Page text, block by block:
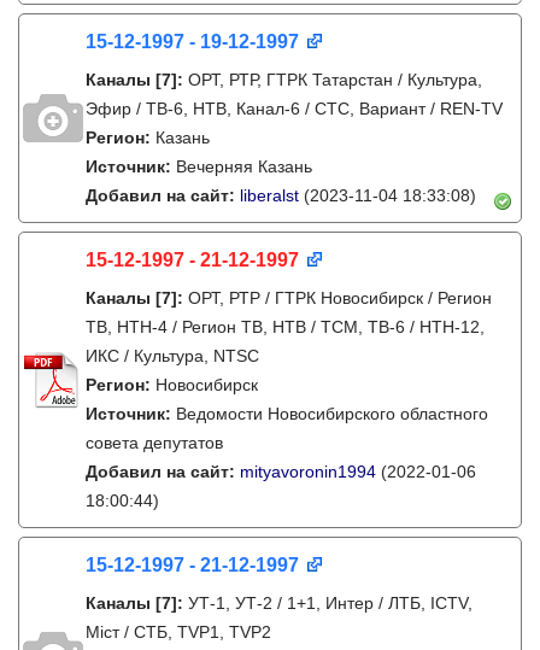
15-12-1997 - 19-12-1997
Каналы [7]: ОРТ, РТР, ГТРК Татарстан / Культура,
Эфир / ТВ-6, НТВ, Канал-6 / СТС, Вариант / REN-TV
Регион: Казань
Источник: Вечерняя Казань
Добавил на сайт: liberalst (2023-11-04 18:33:08)
15-12-1997 - 21-12-1997
Каналы [7]: ОРТ, РТР / ГТРК Новосибирск / Регион
ТВ, НТН-4 / Регион ТВ, НТВ / ТСМ, ТВ-6 / НТН-12,
ИКС / Культура, NTSC
Регион: Новосибирск
Источник: Ведомости Новосибирского областного
совета депутатов
Добавил на сайт: mityavoronin1994 (2022-01-06
18:00:44)
15-12-1997 - 21-12-1997
Каналы [7]: УТ-1, УТ-2 / 1+1, Интер / ЛТБ, ICTV,
Міст / СТБ, TVP1, TVP2